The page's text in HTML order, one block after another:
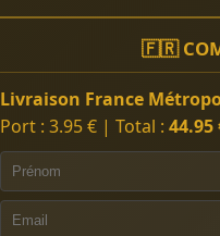
🇫🇷
Livraison France
Port : 3.95 € | Total : 44.95